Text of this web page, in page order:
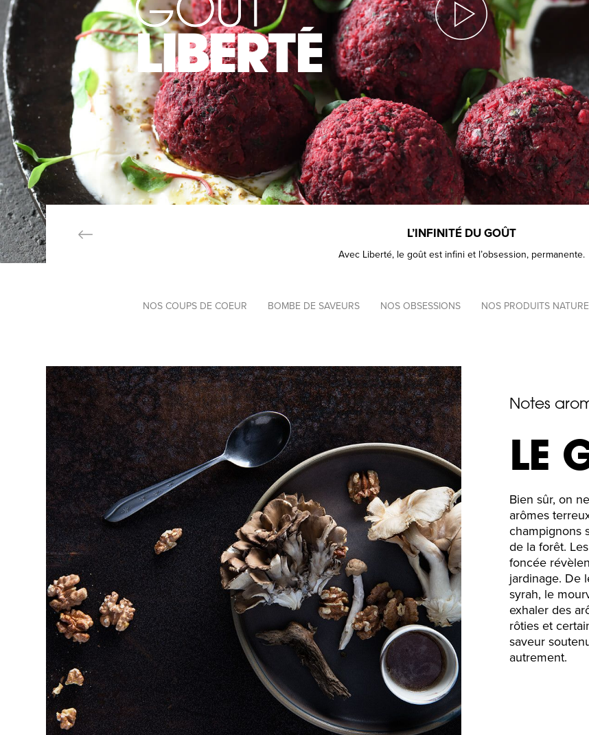
L’INFINITÉ DU GOÛT
Avec Liberté, le goût est infini et l’obsession, permanente.
NOS COUPS DE COEUR BOMBE DE SAVEURS NOS OBSESSIONS NOS PRODUITS NATURE
Notes
LE
Bien sûr, on
arômes
champignons
de la forêt.
foncée
jardinage. De
syrah, le
exhaler des
rôties et
saveur
autrement.